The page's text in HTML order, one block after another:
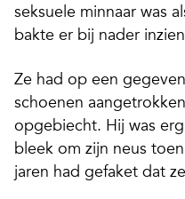
seksuele minnaar was
bakte er bij nader
Ze had op een
schoenen
opgebiecht. Hij was
bleek om zijn neus
jaren had gefaket dat